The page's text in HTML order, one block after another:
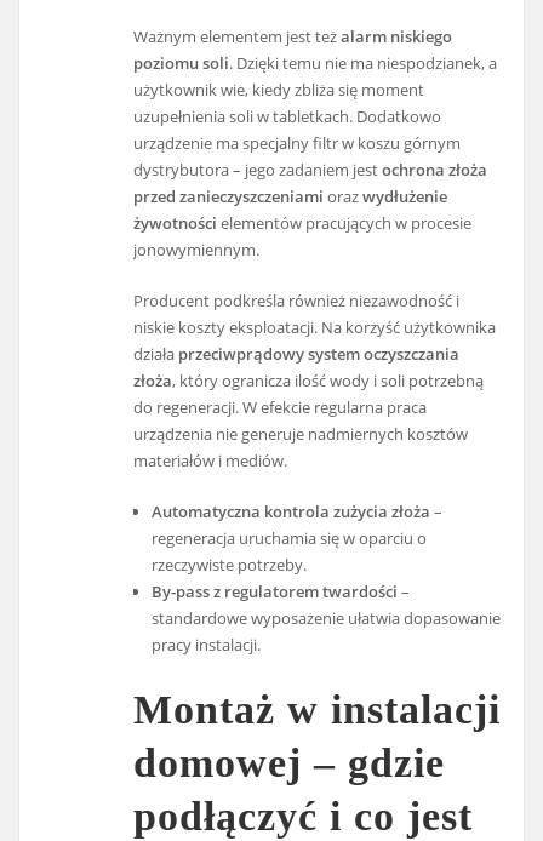
Ważnym elementem jest teżalarm niskiego
poziomu soli. Dzięki temu nie ma niespodzianek, a
użytkownik wie, kiedy zbliża się moment
uzupełnienia soli w tabletkach. Dodatkowo
urządzenie ma specjalny filtr w koszu górnym
dystrybutora – jego zadaniem jestochrona złoża
przed zanieczyszczeniami orazwydłużenie
żywotności elementów pracujących w procesie
jonowymiennym.
Producent podkreśla również niezawodność i
niskie koszty eksploatacji. Na korzyść użytkownika
działa przeciwprądowy system oczyszczania
złoża, który ogranicza ilość wody i soli potrzebną
do regeneracji. W efekcie regularna praca
urządzenia nie generuje nadmiernych kosztów
materiałów i mediów.
Automatyczna kontrola zużycia złoża –
regeneracja uruchamia się w oparciu o
rzeczywiste potrzeby.
By-pass z regulatorem twardości –
standardowe wyposażenie ułatwia dopasowanie
pracy instalacji.
Montaż w instalacji
domowej – gdzie
podłączyć i co jest